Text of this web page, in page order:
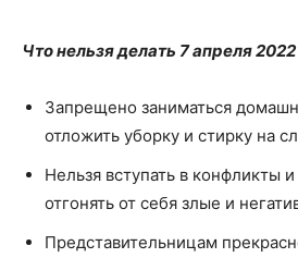
Что нельзя делать 7 апреля
Запрещено заниматься
отложить уборку и стирку на
Нельзя вступать в конфликты
отгонять от себя злые и
Представительницам